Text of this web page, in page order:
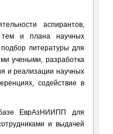
аспирантов,
тем и плана научных
литературы для
учеными, разработка
и реализации научных
содействие в
ЕврАзНИИПП для
и выдачей